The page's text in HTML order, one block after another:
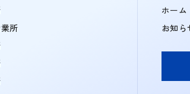
所
ホーム
お知ら